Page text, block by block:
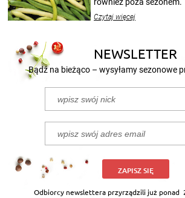
również poza
nasze propozycje!
Czytaj więcej
NEWSLETTER
Bądź na bieżąco – wysyłamy sezonowe
ZAPISZ SIĘ
Odbiorcy newslettera przyrządzili już ponad